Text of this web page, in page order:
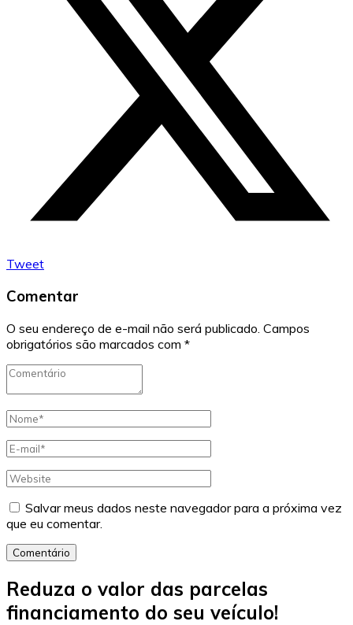
Tweet
Comentar
O seu endereço de e-mail não será publicado. Campos
obrigatórios são marcados com *
Salvar meus dados neste navegador para a próxima vez
que eu comentar.
Comentário
Reduza o valor das parcelas
financiamento do seu veículo!